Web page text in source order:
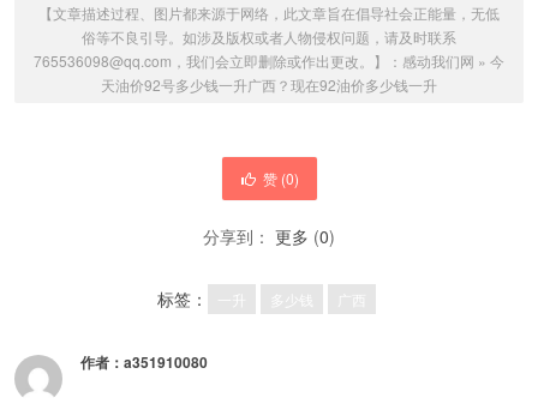
【文章描述过程、图片都来源于网络，此文章旨在倡导社会正能量，无低
俗等不良引导。如涉及版权或者人物侵权问题，请及时联系
765536098@qq.com，我们会立即删除或作出更改。】： 感动我们网 » 今
天油价92号多少钱一升广西？现在92油价多少钱一升
赞 (0)
分享到： 更多 (0)
标签： 一升 多少钱 广西
作者： a351910080